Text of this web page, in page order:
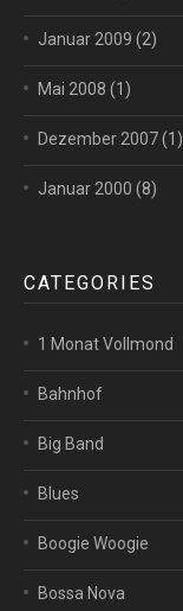
Januar 2009 (2)
Mai 2008 (1)
Dezember 2007(1)
Januar 2000 (8)
CATEGORIES
1 Monat Vollmond
Bahnhof
Big Band
Blues
Boogie Woogie
Bossa Nova